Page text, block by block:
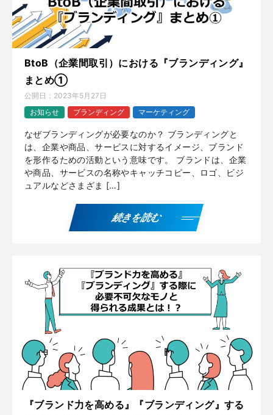
BtoB（企業間取引）における『ブランディング』
まとめ①
公開日： 2023年5月27日
お知らせ
ブランディング マーケティング
なぜブランディングが必要なのか？ ブランディングと
は、企業や商品、サービスに対するイメージ、ブランド
を形作るための活動という意味です。 ブランドは、企業
や商品、サービスの名称やキャッチコピー、ロゴ、ビジ
ュアルなどさまざま […]
続きを読む
『ブランド力を高める』『ブランディング』する